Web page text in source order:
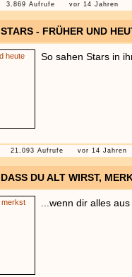
3.869 Aufrufe vor 14 Jahren
STARS - FRÜHER UND
So sahen Stars in
21.093 Aufrufe vor 14 Jahren
DASS DU ALT WIRST,
...wenn dir alles